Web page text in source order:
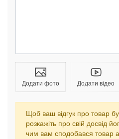
Додати фото Додати відео
Щоб ваш відгук про товар
розкажіть про свій досвід
чим вам сподобався товар